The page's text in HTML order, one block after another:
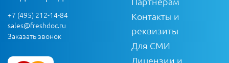
+7 (495) 212-14-84
sales@freshdoc.ru
Заказать звонок
Контакты и
реквизиты
Для СМИ
Лицензии и